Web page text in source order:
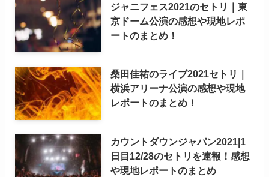
ジャニフェス2021のセトリ｜東
京ドーム公演の感想や現地レポ
ートのまとめ！
桑田佳祐のライブ2021セトリ｜
横浜アリーナ公演の感想や現地
レポートのまとめ！
カウントダウンジャパン2021|1
日目12/28のセトリを速報！感想
や現地レポートのまとめ